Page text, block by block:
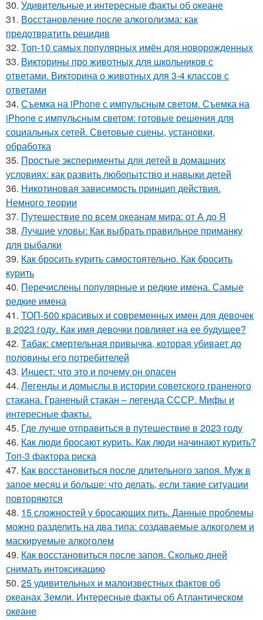
30. Удивительные и интересные факты об океане
31. Восстановление после алкоголизма: как
предотвратить рецидив
32. Топ-10 самых популярных имён для новорожденных
33. Викторины про животных для школьников с
ответами. Викторина о животных для 3-4 классов с
ответами
34. Съемка на iPhone с импульсным светом. Съемка на
iPhone c импульсным светом: готовые решения для
социальных сетей. Световые сцены, установки,
обработка
35. Простые эксперименты для детей в домашних
условиях: как развить любопытство и навыки детей
36. Никотиновая зависимость принцип действия.
Немного теории
37. Путешествие по всем океанам мира: от А до Я
38. Лучшие уловы: Как выбрать правильное приманку
для рыбалки
39. Как бросить курить самостоятельно. Как бросить
курить
40. Перечислены популярные и редкие имена. Самые
редкие имена
41. ТОП-500 красивых и современных имен для девочек
в 2023 году. Как имя девочки повлияет на ее будущее?
42. Табак: смертельная привычка, которая убивает до
половины его потребителей
43. Инцест: что это и почему он опасен
44. Легенды и домыслы в истории советского граненого
стакана. Граненый стакан – легенда СССР. Мифы и
интересные факты.
45. Где лучше отправиться в путешествие в 2023 году
46. Как люди бросают курить. Как люди начинают курить?
Топ-3 фактора риска
47. Как восстановиться после длительного запоя. Муж в
запое месяц и больше: что делать, если такие ситуации
повторяются
48. 15 сложностей у бросающих пить. Данные проблемы
можно разделить на два типа: создаваемые алкоголем и
маскируемые алкоголем
49. Как восстановиться после запоя. Сколько дней
снимать интоксикацию
50. 25 удивительных и малоизвестных фактов об
океанах Земли. Интересные факты об Атлантическом
океане